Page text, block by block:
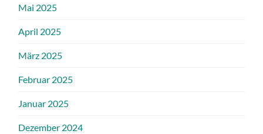
Mai 2025
April 2025
März 2025
Februar 2025
Januar 2025
Dezember 2024